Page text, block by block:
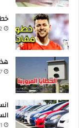
22
27
21